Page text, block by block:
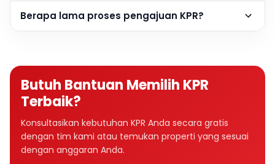
Berapa lama proses pengajuan KPR?
Butuh Bantuan Memilih KPR
Terbaik?
Konsultasikan kebutuhan KPR Anda secara gratis
dengan tim kami atau temukan properti yang sesuai
dengan anggaran Anda.